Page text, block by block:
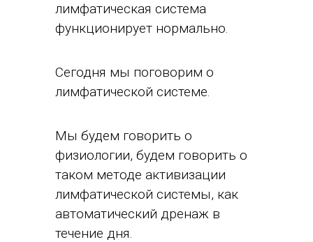
лимфатическая система
функционирует нормально.
Сегодня мы поговорим о
лимфатической системе.
Мы будем говорить о
физиологии, будем говорить о
таком методе активизации
лимфатической системы, как
автоматический дренаж в
течение дня.